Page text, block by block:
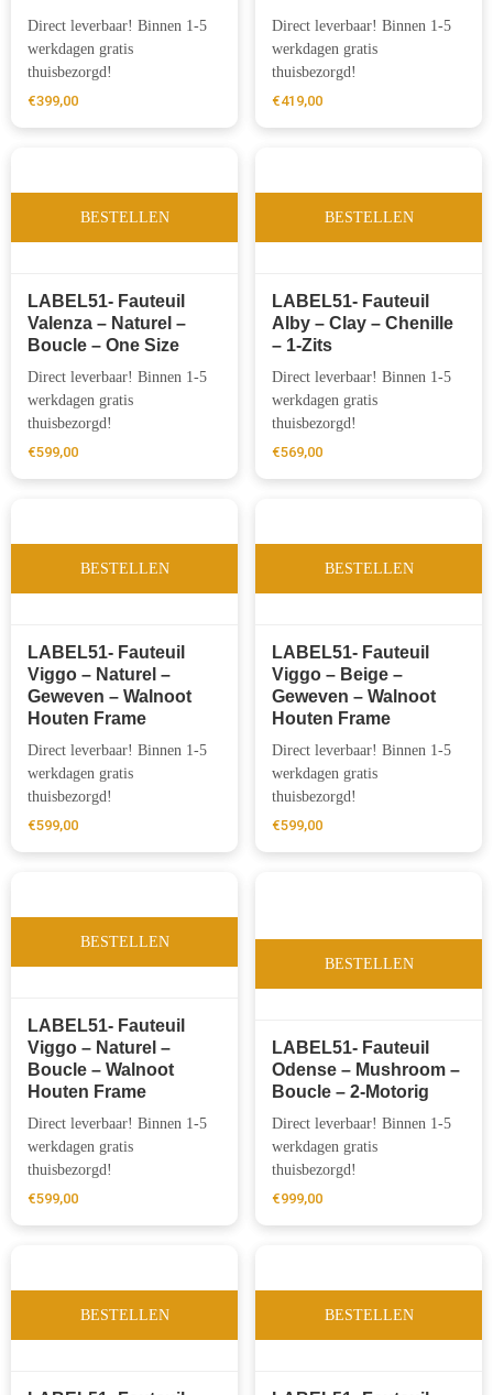
Direct leverbaar! Binnen 1-5
werkdagen gratis
thuisbezorgd!
€399,00
Direct leverbaar! Binnen 1-5
werkdagen gratis
thuisbezorgd!
€419,00
BESTELLEN
LABEL51- Fauteuil
Valenza – Naturel –
Boucle – One Size
Direct leverbaar! Binnen 1-5
werkdagen gratis
thuisbezorgd!
€599,00
BESTELLEN
LABEL51- Fauteuil
Alby – Clay – Chenille
– 1-Zits
Direct leverbaar! Binnen 1-5
werkdagen gratis
thuisbezorgd!
€569,00
BESTELLEN
LABEL51- Fauteuil
Viggo – Naturel –
Geweven – Walnoot
Houten Frame
Direct leverbaar! Binnen 1-5
werkdagen gratis
thuisbezorgd!
€599,00
BESTELLEN
LABEL51- Fauteuil
Viggo – Beige –
Geweven – Walnoot
Houten Frame
Direct leverbaar! Binnen 1-5
werkdagen gratis
thuisbezorgd!
€599,00
BESTELLEN
LABEL51- Fauteuil
Viggo – Naturel –
Boucle – Walnoot
Houten Frame
Direct leverbaar! Binnen 1-5
werkdagen gratis
thuisbezorgd!
€599,00
BESTELLEN
LABEL51- Fauteuil
Odense – Mushroom –
Boucle – 2-Motorig
Direct leverbaar! Binnen 1-5
werkdagen gratis
thuisbezorgd!
€999,00
BESTELLEN BESTELLEN